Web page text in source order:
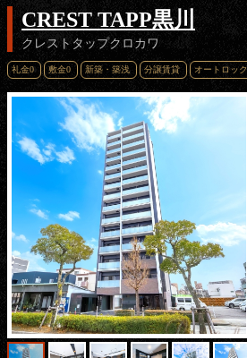
CREST TAPP黒川
クレストタップクロカワ
礼金0 敷金0 新築・築浅 分譲賃貸 オートロック